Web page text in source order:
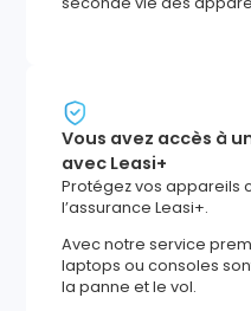
Vous avez accès à
avec Leasi+
Protégez vos appareils
l’assurance Leasi+.
Avec notre service
laptops ou consoles
la panne et le vol.